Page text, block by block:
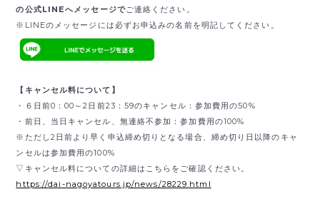
の公式LINEへメッセージでご連絡ください。
※LINEのメッセージには必ずお申込みの名前を明記してください。
【キャンセル料について】
・６日前0：00～2日前23：59のキャンセル：参加費用の50%
・前日、当日キャンセル、無連絡不参加：参加費用の100%
※ただし2日前より早く申込締め切りとなる場合、締め切り日以降のキャ
ンセルは参加費用の100%
▽キャンセル料についての詳細はこちらをご確認ください。
https://dai-nagoyatours.jp/news/28229.html